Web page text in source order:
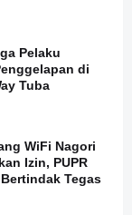
Pelaku
di
Tuba
WiFi Nagori
Izin, PUPR
Tegas